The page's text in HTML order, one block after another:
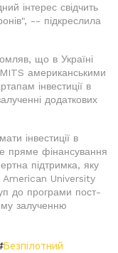
інтерес свідчить
-- підкреслила
що в Україні
американськими
інвестиції в
додаткових
інвестиції в
пряме фінансування
підтримка, яку
American University
до програми пост-
залученню
Безпілотний